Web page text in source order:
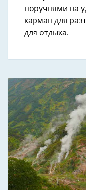
поручнями на
карман для
для отдыха.